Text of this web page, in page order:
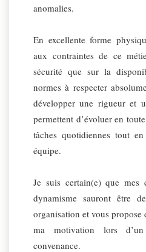
anomalies.
En excellente forme
aux contraintes de ce
sécurité que sur la
normes à respecter
développer une rigueur et
permettent d’évoluer en
tâches quotidiennes tout
équipe.
Je suis certain(e) que mes
dynamisme sauront être
organisation et vous propose
ma motivation lors
convenance.